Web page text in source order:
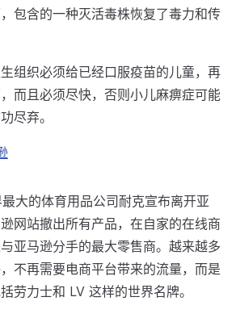
包含的一种灭活毒株恢复了毒力和传
组织必须给已经口服疫苗的儿童，再
而且必须尽快，否则小儿麻痹症可能
尽弃。
大的体育用品公司耐克宣布离开亚
网站撤出所有产品，在自家的在线商
亚马逊分手的最大零售商。越来越多
不再需要电商平台带来的流量，而是
劳力士和 LV 这样的世界名牌。